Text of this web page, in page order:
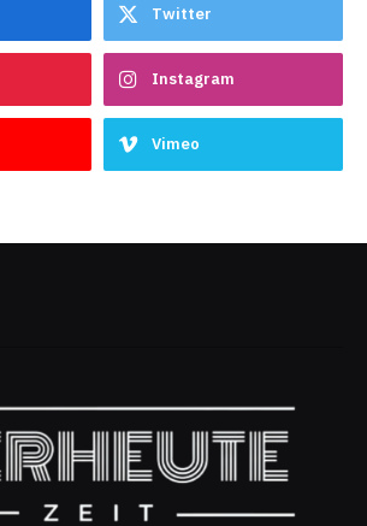
Twitter
Instagram
Vimeo